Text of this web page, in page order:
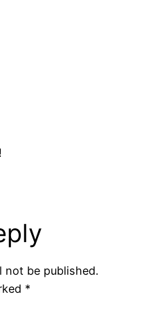
not be published.
*